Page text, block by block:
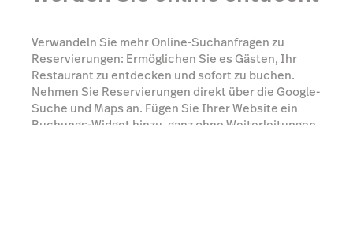
Verwandeln Sie mehr Online-Suchanfragen zu
Reservierungen: Ermöglichen Sie es Gästen, Ihr
Restaurant zu entdecken und sofort zu buchen.
Nehmen Sie Reservierungen direkt über die Google-
Suche und Maps an. Fügen Sie Ihrer Website ein
Buchungs-Widget hinzu, ganz ohne Weiterleitungen